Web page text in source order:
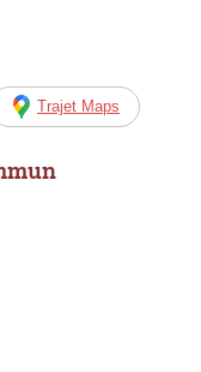
Trajet Maps